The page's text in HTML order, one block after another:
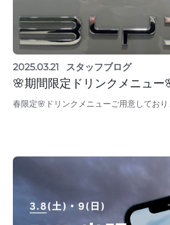
2025.03.21 スタッフブログ
🌸期間限定ドリンクメニュー
春限定🌸ドリンクメニューご用意しており